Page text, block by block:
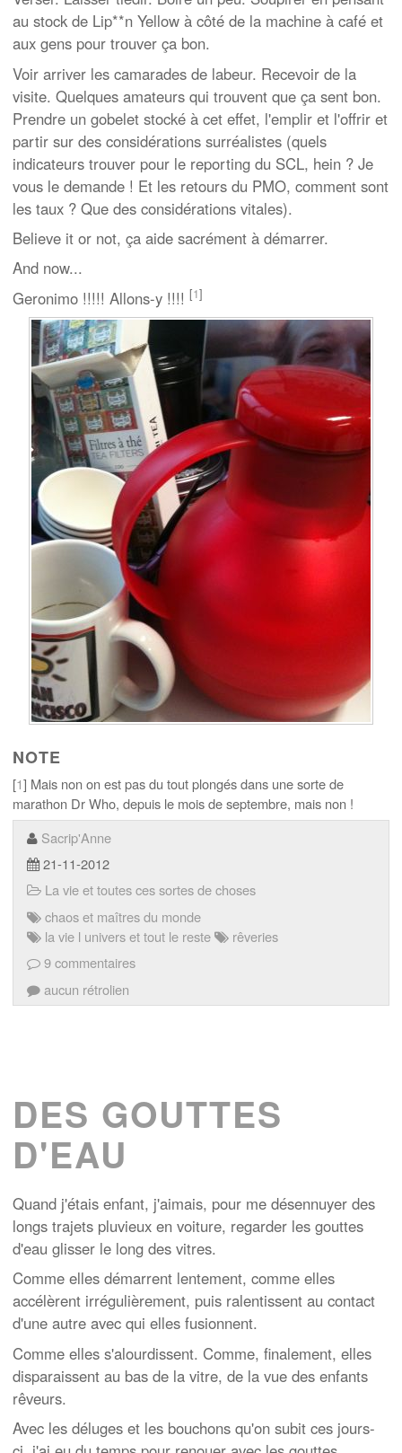
au stock de Lip**n Yellow à côté de la machine à café et
aux gens pour trouver ça bon.
Voir arriver les camarades de labeur. Recevoir de la
visite. Quelques amateurs qui trouvent que ça sent bon.
Prendre un gobelet stocké à cet effet, l'emplir et l'offrir et
partir sur des considérations surréalistes (quels
indicateurs trouver pour le reporting du SCL, hein ? Je
vous le demande ! Et les retours du PMO, comment sont
les taux ? Que des considérations vitales).
Believe it or not, ça aide sacrément à démarrer.
And now...
Geronimo !!!!! Allons-y !!!! [1]
NOTE
[1] Mais non on est pas du tout plongés dans une sorte de
marathon Dr Who, depuis le mois de septembre, mais non !
Sacrip'Anne
21-11-2012
La vie et toutes ces sortes de choses
chaos et maîtres du monde
la vie l univers et tout le reste
rêveries
9 commentaires
aucun rétrolien
DES GOUTTES
D'EAU
Quand j'étais enfant, j'aimais, pour me désennuyer des
longs trajets pluvieux en voiture, regarder les gouttes
d'eau glisser le long des vitres.
Comme elles démarrent lentement, comme elles
accélèrent irrégulièrement, puis ralentissent au contact
d'une autre avec qui elles fusionnent.
Comme elles s'alourdissent. Comme, finalement, elles
disparaissent au bas de la vitre, de la vue des enfants
rêveurs.
Avec les déluges et les bouchons qu'on subit ces jours-